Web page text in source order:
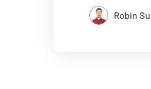
Robin